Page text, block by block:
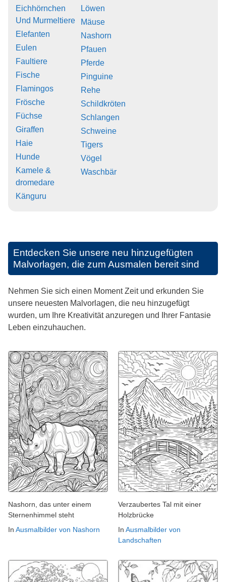
Eichhörnchen
Und Murmeltiere
Elefanten
Eulen
Faultiere
Fische
Flamingos
Frösche
Füchse
Giraffen
Haie
Hunde
Kamele &
dromedare
Känguru
Löwen
Mäuse
Nashorn
Pfauen
Pferde
Pinguine
Rehe
Schildkröten
Schlangen
Schweine
Tigers
Vögel
Waschbär
Entdecken Sie unsere neu hinzugefügten
Malvorlagen, die zum Ausmalen bereit sind
Nehmen Sie sich einen Moment Zeit und erkunden Sie
unsere neuesten Malvorlagen, die neu hinzugefügt
wurden, um Ihre Kreativität anzuregen und Ihrer Fantasie
Leben einzuhauchen.
Nashorn, das unter einem
Sternenhimmel steht
In Ausmalbilder von Nashorn
Verzaubertes Tal mit einer
Holzbrücke
In Ausmalbilder von
Landschaften